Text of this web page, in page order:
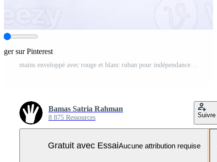
sur Pinterest
Bamas Satria Rahman
8 875 Ressources Suivre
Gratuit avec EssaiAucune attribution requise